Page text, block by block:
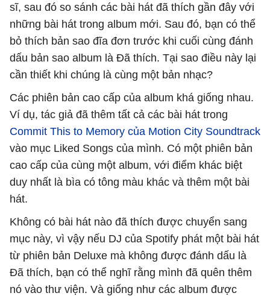
sĩ, sau đó so sánh các bài hát đã thích gần đây với
những bài hát trong album mới. Sau đó, bạn có thể
bỏ thích bản sao đĩa đơn trước khi cuối cùng đánh
dấu bản sao album là Đã thích. Tại sao điều này lại
cần thiết khi chúng là cùng một bản nhạc?
Các phiên bản cao cấp của album khá giống nhau.
Ví dụ, tác giả đã thêm tất cả các bài hát trong
Commit This to Memory của Motion City Soundtrack
vào mục Liked Songs của mình. Có một phiên bản
cao cấp của cùng một album, với điểm khác biệt
duy nhất là bìa có tông màu khác và thêm một bài
hát.
Không có bài hát nào đã thích được chuyển sang
mục này, vì vậy nếu DJ của Spotify phát một bài hát
từ phiên bản Deluxe mà không được đánh dấu là
Đã thích, bạn có thể nghĩ rằng mình đã quên thêm
nó vào thư viện. Và giống như các album được